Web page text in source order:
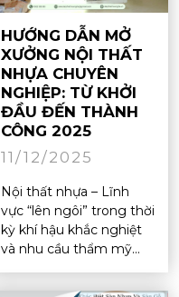
HƯỚNG DẪN MỞ
XƯỞNG NỘI THẤT
NHỰA CHUYÊN
NGHIỆP: TỪ KHỞI
ĐẦU ĐẾN THÀNH
CÔNG 2025
11/12/2025
Nội thất nhựa – Lĩnh
vực “lên ngôi” trong thời
kỳ khí hậu khắc nghiệt
và nhu cầu thẩm mỹ...